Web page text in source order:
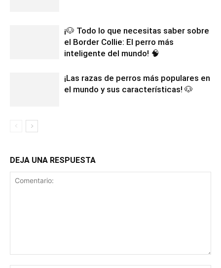
¡🐶 Todo lo que necesitas saber sobre
el Border Collie: El perro más
inteligente del mundo! 🧠
¡Las razas de perros más populares en
el mundo y sus características! 🐶
DEJA UNA RESPUESTA